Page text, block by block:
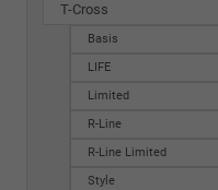
T-Cross
Basis
LIFE
Limited
R-Line
R-Line Limited
Style